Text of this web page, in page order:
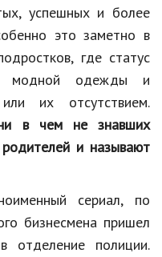
успешных и более
это заметно в
где статус
модной одежды и
их отсутствием.
в чем не знавших
и называют
сериал, по
бизнесмена пришел
отделение полиции.